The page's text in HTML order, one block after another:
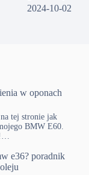
2024-10-02
w oponach
na tej stronie jak
BMW E60.
e36? poradnik